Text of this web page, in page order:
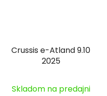
Crussis e-Atland 9.10
2025
Skladom na predajni